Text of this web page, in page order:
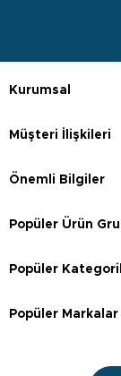
Kurumsal
Müşteri İlişkileri
Önemli Bilgiler
Popüler Ürün
Popüler
Popüler Markalar